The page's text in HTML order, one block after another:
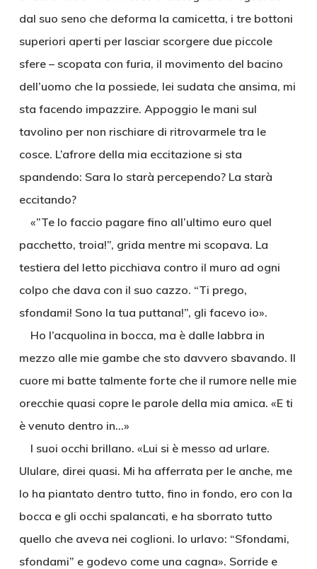
dal suo seno che deforma la camicetta, i tre bottoni
superiori aperti per lasciar scorgere due piccole
sfere – scopata con furia, il movimento del bacino
dell’uomo che la possiede, lei sudata che ansima, mi
sta facendo impazzire. Appoggio le mani sul
tavolino per non rischiare di ritrovarmele tra le
cosce. L’afrore della mia eccitazione si sta
spandendo: Sara lo starà percependo? La starà
eccitando?
«”Te lo faccio pagare fino all’ultimo euro quel
pacchetto, troia!”, grida mentre mi scopava. La
testiera del letto picchiava contro il muro ad ogni
colpo che dava con il suo cazzo. “Ti prego,
sfondami! Sono la tua puttana!”, gli facevo io».
Ho l’acquolina in bocca, ma è dalle labbra in
mezzo alle mie gambe che sto davvero sbavando. Il
cuore mi batte talmente forte che il rumore nelle mie
orecchie quasi copre le parole della mia amica. «E ti
è venuto dentro in…»
I suoi occhi brillano. «Lui si è messo ad urlare.
Ululare, direi quasi. Mi ha afferrata per le anche, me
lo ha piantato dentro tutto, fino in fondo, ero con la
bocca e gli occhi spalancati, e ha sborrato tutto
quello che aveva nei coglioni. Io urlavo: “Sfondami,
sfondami” e godevo come una cagna». Sorride e